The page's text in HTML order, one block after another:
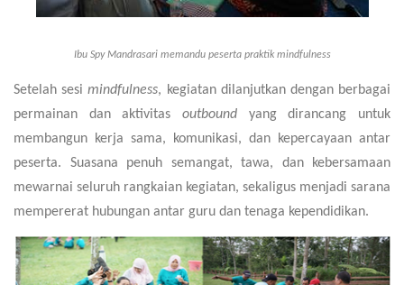
Ibu Spy Mandrasari memandu peserta praktik mindfulness
Setelah sesimindfulness, kegiatan dilanjutkan dengan berbagai
permainan dan aktivitas outbound yang dirancang untuk
membangun kerja sama, komunikasi, dan kepercayaan antar
peserta. Suasana penuh semangat, tawa, dan kebersamaan
mewarnai seluruh rangkaian kegiatan, sekaligus menjadi sarana
mempererat hubungan antar guru dan tenaga kependidikan.